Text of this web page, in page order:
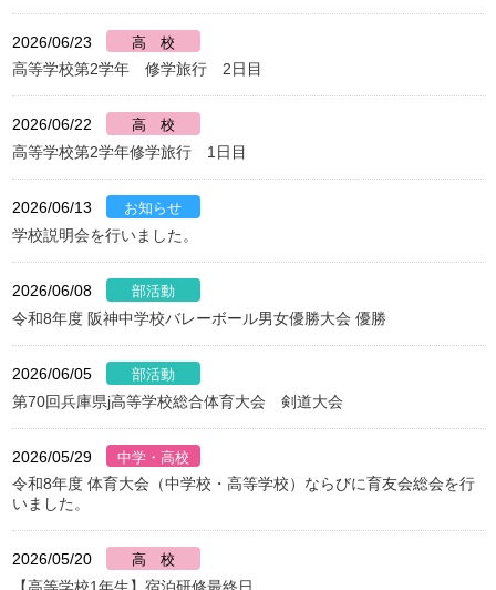
2026/06/23
高等学校第2学年 修学旅行 2日目
2026/06/22
高等学校第2学年修学旅行 1日目
2026/06/13
学校説明会を行いました。
2026/06/08
令和8年度 阪神中学校バレーボール男女優勝大会 優勝
2026/06/05
第70回兵庫県j高等学校総合体育大会 剣道大会
2026/05/29
令和8年度 体育大会（中学校・高等学校）ならびに育友会総会を行
いました。
2026/05/20